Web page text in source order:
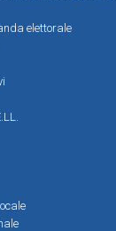
elettorale